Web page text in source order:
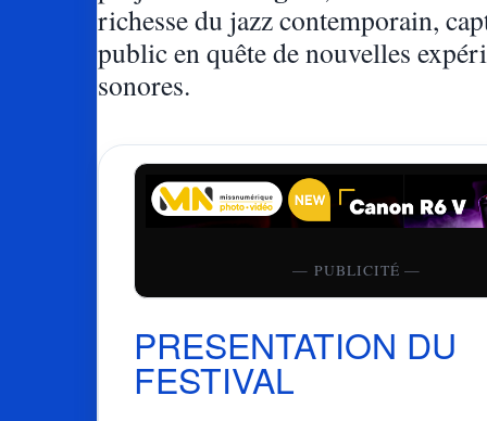
richesse du jazz contemporain,
public en quête de nouvelles
sonores.
— PUBLICITÉ —
PRESENTATION DU
FESTIVAL